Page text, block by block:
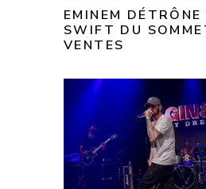
EMINEM DÉTRÔNE
SWIFT DU
VENTES